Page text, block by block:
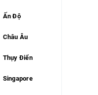
Ấn Độ
Châu Âu
Thụy Điển
Singapore